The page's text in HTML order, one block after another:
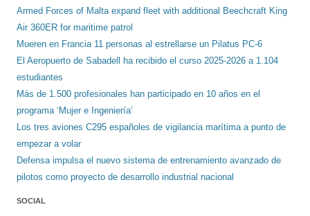
Armed Forces of Malta expand fleet with additional Beechcraft King
Air 360ER for maritime patrol
Mueren en Francia 11 personas al estrellarse un Pilatus PC-6
El Aeropuerto de Sabadell ha recibido el curso 2025-2026 a 1.104
estudiantes
Más de 1.500 profesionales han participado en 10 años en el
programa ‘Mujer e Ingeniería’
Los tres aviones C295 españoles de vigilancia marítima a punto de
empezar a volar
Defensa impulsa el nuevo sistema de entrenamiento avanzado de
pilotos como proyecto de desarrollo industrial nacional
SOCIAL